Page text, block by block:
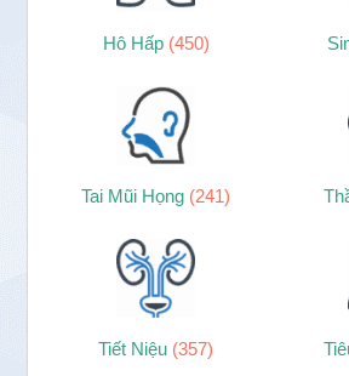
Hô Hấp (450)
Tai Mũi Họng (241)
Tiết Niệu (357)